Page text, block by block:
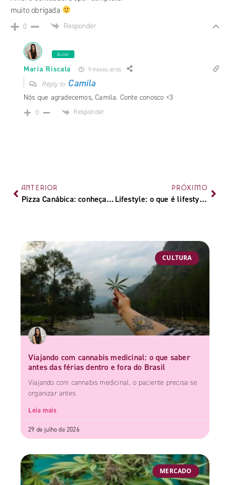
muito obrigada
0 Responder
Autor
Maria Riscala 9 meses atrás
Reply to Camila
Nós que agradecemos, Camila. Conte conosco <3
0 Responder
ANTERIOR
Pizza Canábica: conheça a receita que vai mudar sua pizzada
PRÓXIMO
Lifestyle: o que é lifestyle e descubra qual o seu!
CULTURA
Viajando com cannabis medicinal: o que saber
antes das férias dentro e fora do Brasil
Viajando com cannabis medicinal, o paciente precisa se
organizar antes
Leia mais
29 de julho de 2026
MERCADO